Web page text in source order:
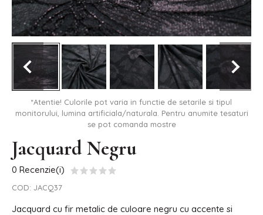
*Atentie! Culorile pot varia in functie de setarile si tipul
monitorului, lumina artificiala/naturala. Pentru anumite tesaturi
se pot comanda mostre
Jacquard Negru
0 Recenzie(i)
COD: JACQ37
Jacquard cu fir metalic de culoare negru cu accente si